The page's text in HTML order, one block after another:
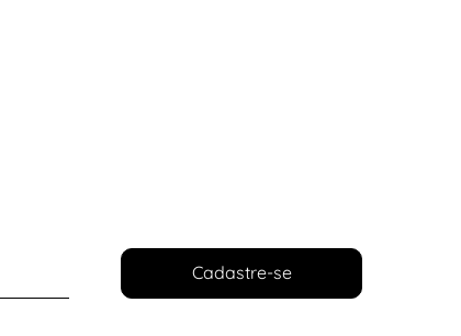
Cadastre-se